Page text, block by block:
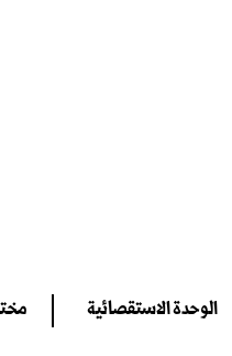
الوحدة الاستقصائية